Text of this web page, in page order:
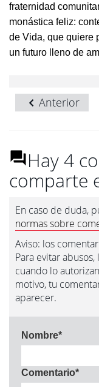
fraternidad
monástica feliz:
de Vida, que quiere
un futuro lleno de
Anterior
Hay 4
comparte
En caso de duda,
normas sobre
Aviso: los
Para evitar
cuando lo
motivo, tu
aparecer.
Nombre*
Comentario*